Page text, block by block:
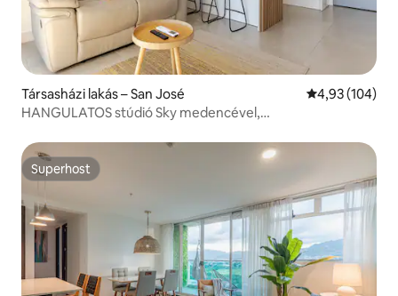
Társasházi lakás – San José Átlagos
4,93 (104)
HANGULATOS stúdió Sky medencével,
Superhost
Superhost